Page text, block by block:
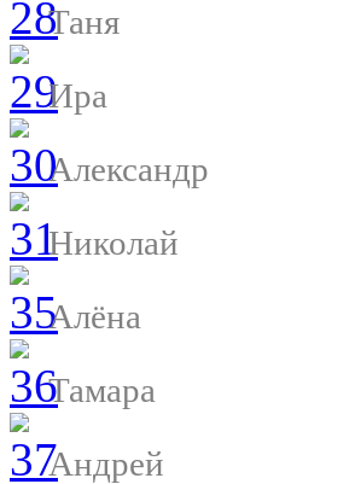
Таня
Ира
Александр
Николай
Алёна
Тамара
Андрей